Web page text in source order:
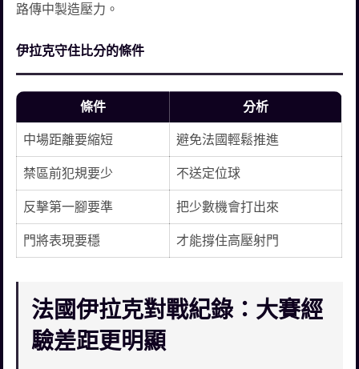
路傳中製造壓力。
伊拉克守住比分的條件
條件 分析
中場距離要縮短 避免法國輕鬆推進
禁區前犯規要少 不送定位球
反擊第一腳要準 把少數機會打出來
門將表現要穩 才能撐住高壓射門
法國伊拉克對戰紀錄：大賽經
驗差距更明顯